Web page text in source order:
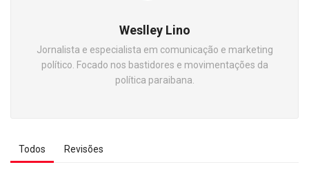
Weslley Lino
Jornalista e especialista em comunicação e marketing
político. Focado nos bastidores e movimentações da
política paraibana.
Todos Revisões